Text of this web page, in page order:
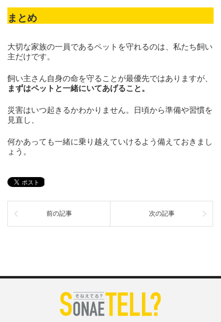
まとめ
大切な家族の一員であるペットを守れるのは、私たち飼い
主だけです。
飼い主さん自身の命を守ることが最優先ではありますが、
まずはペットと一緒にいてあげること。
災害はいつ起きるかわかりません。日頃から準備や習慣を
見直し、
何かあっても一緒に乗り越えていけるよう備えておきまし
ょう。
前の記事 次の記事